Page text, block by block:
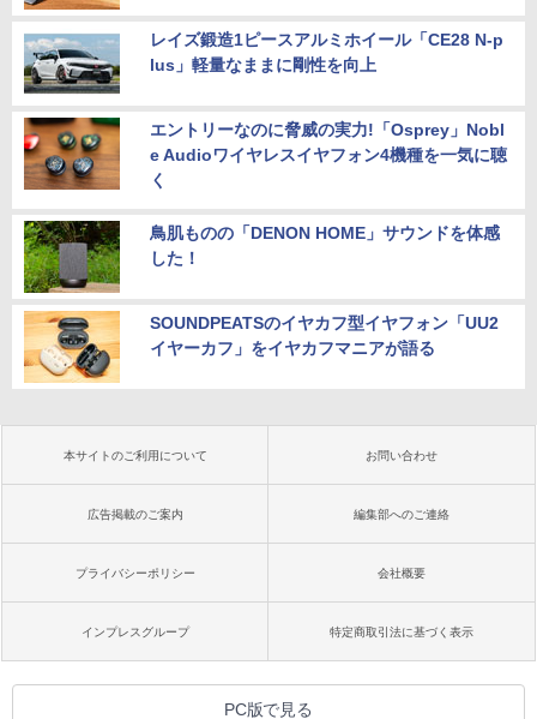
レイズ鍛造1ピースアルミホイール「CE28 N-p
lus」軽量なままに剛性を向上
エントリーなのに脅威の実力!「Osprey」Nobl
e Audioワイヤレスイヤフォン4機種を一気に聴
く
鳥肌ものの「DENON HOME」サウンドを体感
した！
SOUNDPEATSのイヤカフ型イヤフォン「UU2
イヤーカフ」をイヤカフマニアが語る
本サイトのご利用について お問い合わせ
広告掲載のご案内 編集部へのご連絡
プライバシーポリシー 会社概要
インプレスグループ 特定商取引法に基づく表示
PC版で見る